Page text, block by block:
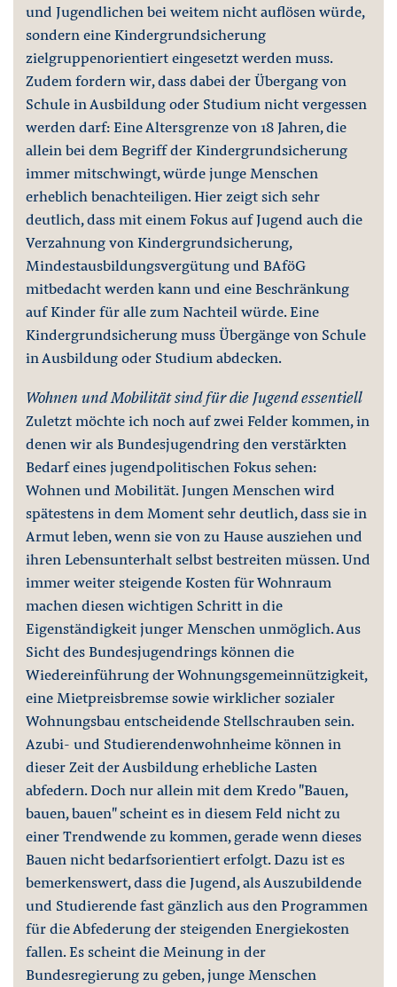
und Jugendlichen bei weitem nicht auflösen würde,
sondern eine Kindergrundsicherung
zielgruppenorientiert eingesetzt werden muss.
Zudem fordern wir, dass dabei der Übergang von
Schule in Ausbildung oder Studium nicht vergessen
werden darf: Eine Altersgrenze von 18 Jahren, die
allein bei dem Begriff der Kindergrundsicherung
immer mitschwingt, würde junge Menschen
erheblich benachteiligen. Hier zeigt sich sehr
deutlich, dass mit einem Fokus auf Jugend auch die
Verzahnung von Kindergrundsicherung,
Mindestausbildungsvergütung und BAföG
mitbedacht werden kann und eine Beschränkung
auf Kinder für alle zum Nachteil würde. Eine
Kindergrundsicherung muss Übergänge von Schule
in Ausbildung oder Studium abdecken.
Wohnen und Mobilität sind für die Jugend essentiell
Zuletzt möchte ich noch auf zwei Felder kommen, in
denen wir als Bundesjugendring den verstärkten
Bedarf eines jugendpolitischen Fokus sehen:
Wohnen und Mobilität. Jungen Menschen wird
spätestens in dem Moment sehr deutlich, dass sie in
Armut leben, wenn sie von zu Hause ausziehen und
ihren Lebensunterhalt selbst bestreiten müssen. Und
immer weiter steigende Kosten für Wohnraum
machen diesen wichtigen Schritt in die
Eigenständigkeit junger Menschen unmöglich. Aus
Sicht des Bundesjugendrings können die
Wiedereinführung der Wohnungsgemeinnützigkeit,
eine Mietpreisbremse sowie wirklicher sozialer
Wohnungsbau entscheidende Stellschrauben sein.
Azubi- und Studierendenwohnheime können in
dieser Zeit der Ausbildung erhebliche Lasten
abfedern. Doch nur allein mit dem Kredo "Bauen,
bauen, bauen" scheint es in diesem Feld nicht zu
einer Trendwende zu kommen, gerade wenn dieses
Bauen nicht bedarfsorientiert erfolgt. Dazu ist es
bemerkenswert, dass die Jugend, als Auszubildende
und Studierende fast gänzlich aus den Programmen
für die Abfederung der steigenden Energiekosten
fallen. Es scheint die Meinung in der
Bundesregierung zu geben, junge Menschen